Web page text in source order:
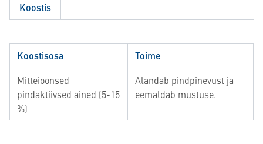
Koostis
Koostisosa Toime
Mitteioonsed
pindaktiivsed ained (5-15
%)
Alandab pindpinevust ja
eemaldab mustuse.